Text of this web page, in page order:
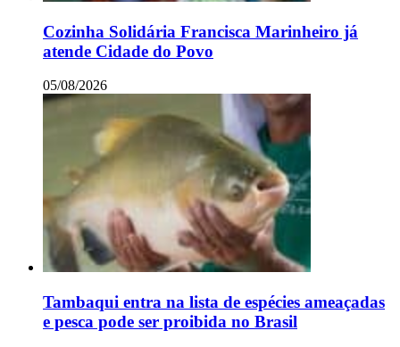
Cozinha Solidária Francisca Marinheiro já
atende Cidade do Povo
05/08/2026
Tambaqui entra na lista de espécies ameaçadas
e pesca pode ser proibida no Brasil